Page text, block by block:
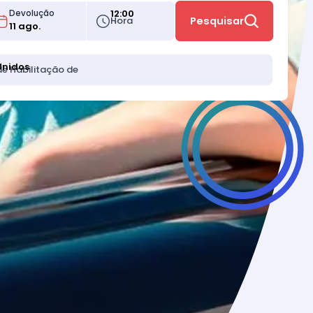
Devolução
Hora
12:00
Pesquisar
Habilitação de